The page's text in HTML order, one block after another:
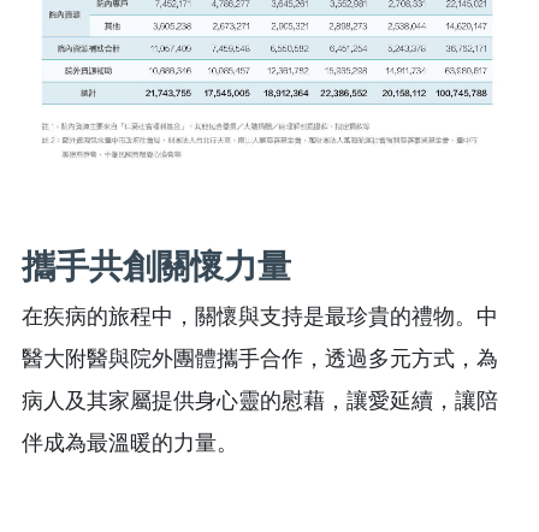
攜手共創關懷力量
在疾病的旅程中，關懷與支持是最珍貴的禮物。中
醫大附醫與院外團體攜手合作，透過多元方式，為
病人及其家屬提供身心靈的慰藉，讓愛延續，讓陪
伴成為最溫暖的力量。